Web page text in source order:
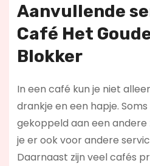
Aanvullende
Café Het
Blokker
In een café kun je niet
drankje en een hapje.
gekoppeld aan een
je er ook voor andere
Daarnaast zijn veel cafés